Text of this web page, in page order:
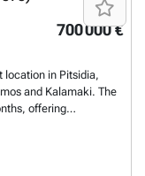
geliefde Pitsidia –
van te maken.Want
700 000 €
location in Pitsidia,
and Kalamaki. The
offering
Living area: 103.75
- Living room -